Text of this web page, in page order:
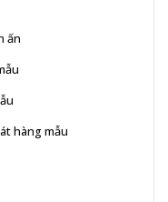
ấn
hàng mẫu